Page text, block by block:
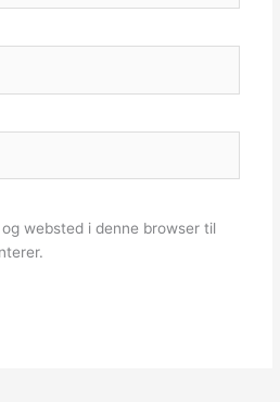
websted i denne browser til